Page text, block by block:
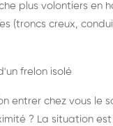
plus volontiers en
(troncs creux,
frelon isolé
entrer chez vous le
? La situation